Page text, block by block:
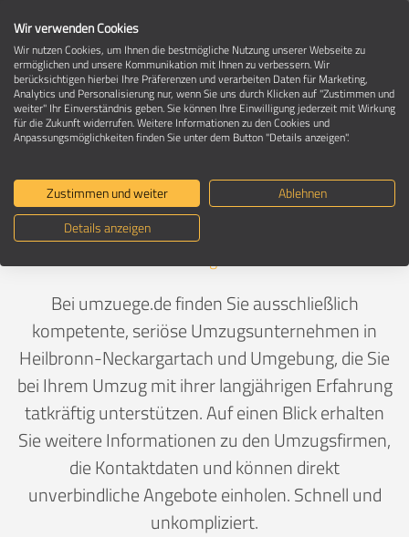
Umzugsunternehmen in 74078
Heilbronn-Neckargartach
Ein Umzug ist Vertrauenssache
Deutschland>Baden-Württemberg
Bei umzuege.de finden Sie ausschließlich
kompetente, seriöse Umzugsunternehmen in
Heilbronn-Neckargartach und Umgebung, die Sie
bei Ihrem Umzug mit ihrer langjährigen Erfahrung
tatkräftig unterstützen. Auf einen Blick erhalten
Sie weitere Informationen zu den Umzugsfirmen,
die Kontaktdaten und können direkt
unverbindliche Angebote einholen. Schnell und
unkompliziert.
Wir verwenden Cookies
Wir nutzen Cookies, um Ihnen die bestmögliche Nutzung unserer Webseite zu
ermöglichen und unsere Kommunikation mit Ihnen zu verbessern. Wir
berücksichtigen hierbei Ihre Präferenzen und verarbeiten Daten für Marketing,
Analytics und Personalisierung nur, wenn Sie uns durch Klicken auf "Zustimmen und
weiter" Ihr Einverständnis geben. Sie können Ihre Einwilligung jederzeit mit Wirkung
für die Zukunft widerrufen. Weitere Informationen zu den Cookies und
Anpassungsmöglichkeiten finden Sie unter dem Button "Details anzeigen".
Zustimmen und weiter
Ablehnen
Details anzeigen